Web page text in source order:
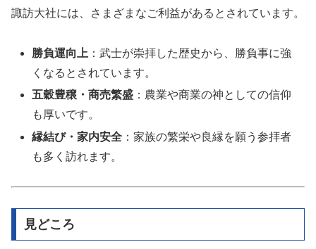
諏訪大社には、さまざまなご利益があるとされています。
勝負運向上 ：武士が崇拝した歴史から、勝負事に強
くなるとされています。
五穀豊穣・商売繁盛 ：農業や商業の神としての信仰
も厚いです。
縁結び・家内安全 ：家族の繁栄や良縁を願う参拝者
も多く訪れます。
見どころ